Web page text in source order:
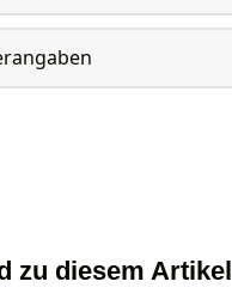
zu diesem Artikel